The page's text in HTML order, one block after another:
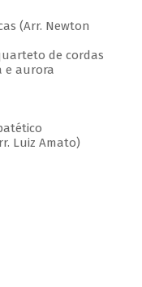
(Arr. Newton
de cordas
e aurora
Luiz Amato)